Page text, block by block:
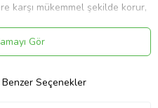
karşı mükemmel şekilde korur,
Gör
Seçenekler